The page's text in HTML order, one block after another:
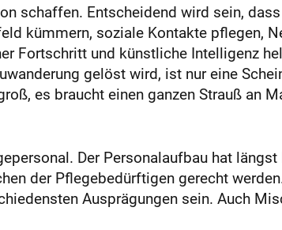
schaffen. Entscheidend wird sein,
kümmern, soziale Kontakte pflegen,
Fortschritt und künstliche Intelligenz
gelöst wird, ist nur eine
es braucht einen ganzen Strauß an
Der Personalaufbau hat
der Pflegebedürftigen gerecht
Ausprägungen sein. Auch